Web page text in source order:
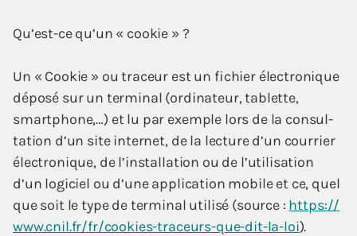
Qu’est-ce qu’un « cookie » ?
Un « Cookie » ou tra­ceur est un fichier élec­tro­nique
dépo­sé sur un ter­mi­nal (ordi­na­teur, tablette,
smart­phone,…) et lu par exemple lors de la consul­
ta­tion d’un site inter­net, de la lec­ture d’un cour­rier
élec­tro­nique, de l’ins­tal­la­tion ou de l’u­ti­li­sa­tion
d’un logi­ciel ou d’une appli­ca­tion mobile et ce, quel
que soit le type de ter­mi­nal uti­li­sé (source : https://​
www​.cnil​.fr/​f​r​/​c​o​o​k​i​e​s​-​t​r​a​c​e​u​r​s​-​q​u​e​-​d​i​t​-​l​a-loi).